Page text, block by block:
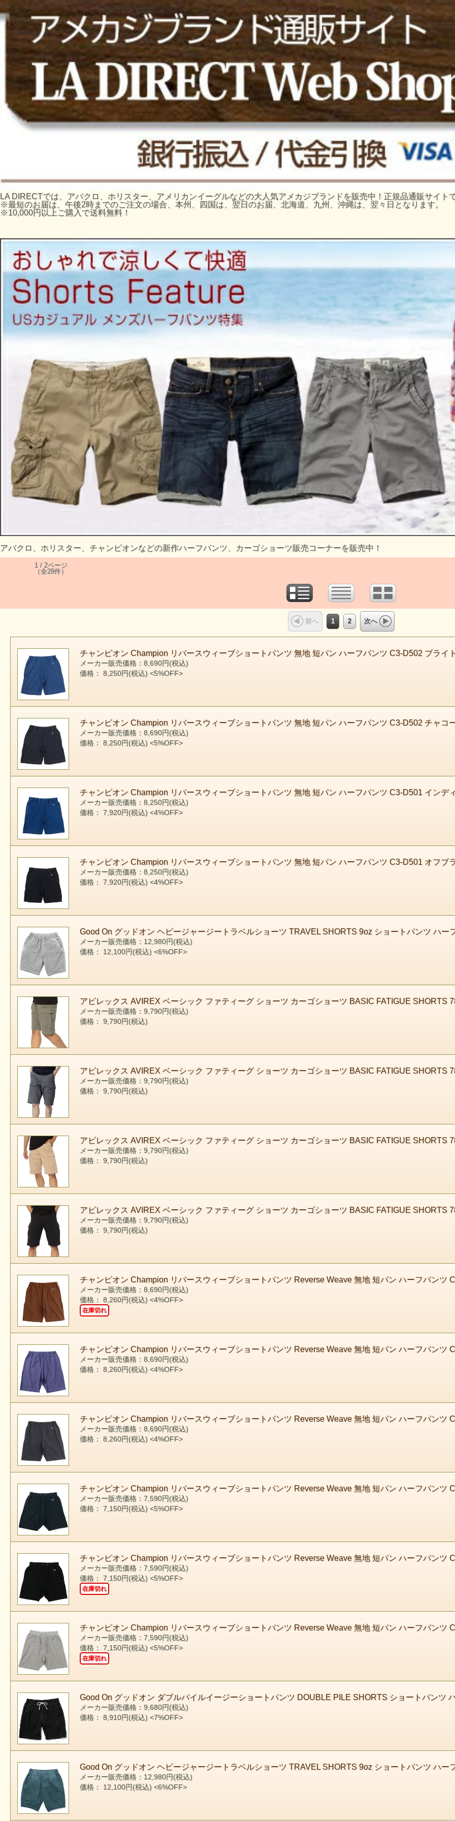
LA DIRECTでは、アバクロ、ホリスター、アメリカンイーグルなどの大人気アメカジブランドを販売中！正規品通販サイト
※最短のお届は、午後2時までのご注文の場合、本州、四国は、翌日のお届、北海道、九州、沖縄は、翌々日となります。
※10,000円以上ご購入で送料無料！
アバクロ、ホリスター、チャンピオンなどの新作ハーフパンツ、カーゴショーツ販売コーナーを販売中！
1 / 2ページ
（全28件）
前へ 1 2 次へ
チャンピオン Champion リバースウィーブショートパンツ 無地 短パン ハーフパンツ C3-D502 ブライ
メーカー販売価格：8,690円(税込)
価格： 8,250円(税込)<5%OFF>
チャンピオン Champion リバースウィーブショートパンツ 無地 短パン ハーフパンツ C3-D502 チャコ
メーカー販売価格：8,690円(税込)
価格： 8,250円(税込)<5%OFF>
チャンピオン Champion リバースウィーブショートパンツ 無地 短パン ハーフパンツ C3-D501 インデ
メーカー販売価格：8,250円(税込)
価格： 7,920円(税込)<4%OFF>
チャンピオン Champion リバースウィーブショートパンツ 無地 短パン ハーフパンツ C3-D501 オフブ
メーカー販売価格：8,250円(税込)
価格： 7,920円(税込)<4%OFF>
Good On グッドオン ヘビージャージートラベルショーツ TRAVEL SHORTS 9oz ショートパンツ ハー
メーカー販売価格：12,980円(税込)
価格： 12,100円(税込)<6%OFF>
アビレックス AVIREX ベーシック ファティーグ ショーツ カーゴショーツ BASIC FATIGUE SHORTS
メーカー販売価格：9,790円(税込)
価格： 9,790円(税込)
アビレックス AVIREX ベーシック ファティーグ ショーツ カーゴショーツ BASIC FATIGUE SHORTS
メーカー販売価格：9,790円(税込)
価格： 9,790円(税込)
アビレックス AVIREX ベーシック ファティーグ ショーツ カーゴショーツ BASIC FATIGUE SHORTS
メーカー販売価格：9,790円(税込)
価格： 9,790円(税込)
アビレックス AVIREX ベーシック ファティーグ ショーツ カーゴショーツ BASIC FATIGUE SHORTS
メーカー販売価格：9,790円(税込)
価格： 9,790円(税込)
チャンピオン Champion リバースウィーブショートパンツ Reverse Weave 無地 短パン ハーフパンツ
メーカー販売価格：8,690円(税込)
価格： 8,260円(税込)<4%OFF>
在庫切れ
チャンピオン Champion リバースウィーブショートパンツ Reverse Weave 無地 短パン ハーフパンツ
メーカー販売価格：8,690円(税込)
価格： 8,260円(税込)<4%OFF>
チャンピオン Champion リバースウィーブショートパンツ Reverse Weave 無地 短パン ハーフパンツ
メーカー販売価格：8,690円(税込)
価格： 8,260円(税込)<4%OFF>
チャンピオン Champion リバースウィーブショートパンツ Reverse Weave 無地 短パン ハーフパンツ
メーカー販売価格：7,590円(税込)
価格： 7,150円(税込)<5%OFF>
チャンピオン Champion リバースウィーブショートパンツ Reverse Weave 無地 短パン ハーフパンツ
メーカー販売価格：7,590円(税込)
価格： 7,150円(税込)<5%OFF>
在庫切れ
チャンピオン Champion リバースウィーブショートパンツ Reverse Weave 無地 短パン ハーフパンツ
メーカー販売価格：7,590円(税込)
価格： 7,150円(税込)<5%OFF>
在庫切れ
Good On グッドオン ダブルパイルイージーショートパンツ DOUBLE PILE SHORTS ショートパンツ
メーカー販売価格：9,680円(税込)
価格： 8,910円(税込)<7%OFF>
Good On グッドオン ヘビージャージートラベルショーツ TRAVEL SHORTS 9oz ショートパンツ ハー
メーカー販売価格：12,980円(税込)
価格： 12,100円(税込)<6%OFF>